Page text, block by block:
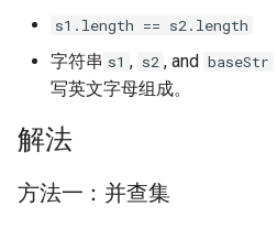
29. 顺时针打印矩阵
30. 包含 min 函数的栈
31. 栈的压入、弹出序列
32.1. 从上到下打印二叉树
24. 反转链表
25. 链表中的两数相加
26. 重排链表
27. 回文链表
4.5. 合法二叉搜索树
s1.length == s2.length
字符串 s1 , s2 , and baseStr
写英文字母组成。
解法
方法一：并查集